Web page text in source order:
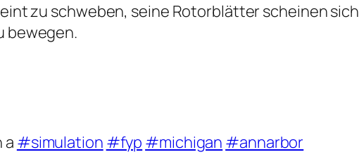
zu schweben, seine Rotorblätter scheinen sich
bewegen.
a #simulation #fyp #michigan #annarbor